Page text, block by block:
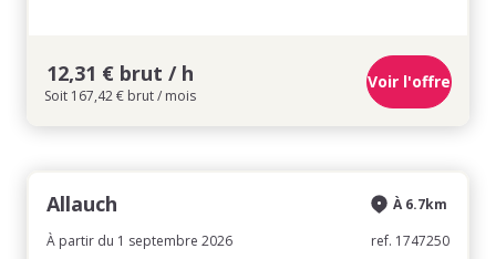
12,31 € brut / h
Soit 167,42 € brut / mois
Voir l'offre
Allauch
À partir du 1 septembre 2026
À 6.7km
ref. 1747250